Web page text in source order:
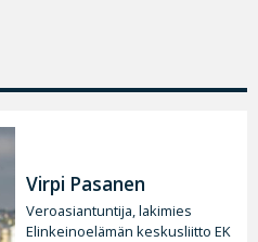
Virpi Pasanen
Veroasiantuntija, lakimies
Elinkeinoelämän keskusliitto EK